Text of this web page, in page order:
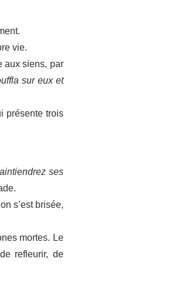
vie.
siens, par
sur eux et
présente trois
ses
s’est brisée,
mortes. Le
refleurir, de